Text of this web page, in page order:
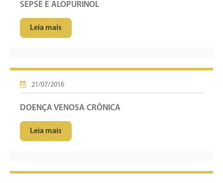
SEPSE E ALOPURINOL
Leia mais
21/07/2016
DOENÇA VENOSA CRÔNICA
Leia mais